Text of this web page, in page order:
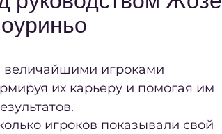
игроками
их карьеру и помогая им
игроков показывали свой